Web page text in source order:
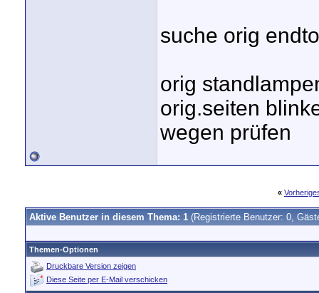
suche orig
orig
orig.seiten
wegen prüfen
«
Aktive Benutzer in diesem Thema: 1 (Registrierte Benutzer: 0,
Themen-Optionen
Druckbare Version zeigen
Diese Seite per E-Mail verschicken